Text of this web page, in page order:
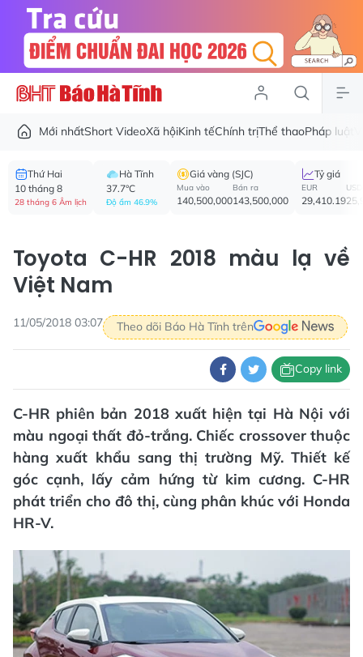
Mới nhấtShort VideoXã hộiKinh tếChính trịThể thaoPháp luật
Thứ Hai
10 tháng 8
28 tháng 6 Âm lịch
Hà Tĩnh
37.7°C
Độ ẩm 46.9%
Giá vàng (SJC)
Mua vào
140,500,000
Bán ra
143,500,000
Tỷ giá
EUR
29,410.19
USD
Toyota C-HR 2018 màu lạ về
Việt Nam
11/05/2018 03:07 Theo dõi Báo Hà Tĩnh trên
Copy link
C-HR phiên bản 2018 xuất hiện tại Hà Nội với
màu ngoại thất đỏ-trắng. Chiếc crossover thuộc
hàng xuất khẩu sang thị trường Mỹ. Thiết kế
góc cạnh, lấy cảm hứng từ kim cương. C-HR
phát triển cho đô thị, cùng phân khúc với Honda
HR-V.